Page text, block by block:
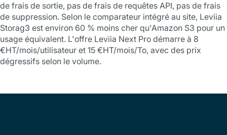
de frais de sortie, pas de frais de requêtes API, pas de frais
de suppression. Selon le comparateur intégré au site, Leviia
Storag3 est environ 60 % moins cher qu'Amazon S3 pour un
usage équivalent. L'offre Leviia Next Pro démarre à 8
€HT/mois/utilisateur et 15 €HT/mois/To, avec des prix
dégressifs selon le volume.